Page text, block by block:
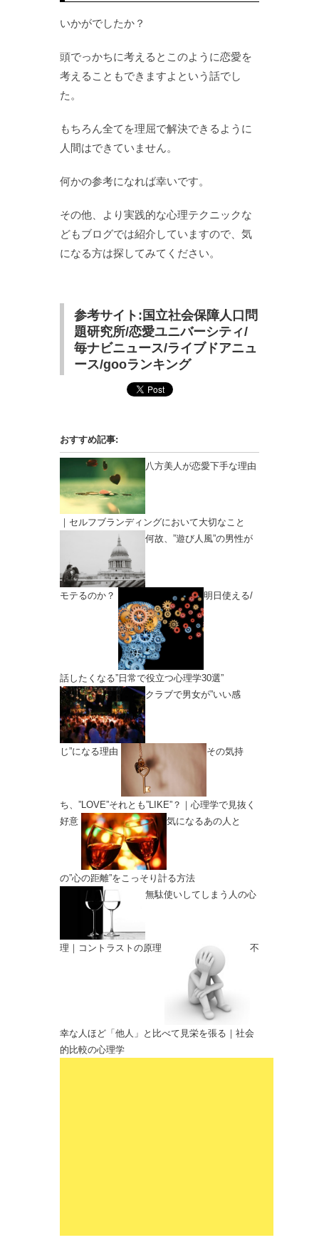
いかがでしたか？
頭でっかちに考えるとこのように恋愛を
考えることもできますよという話でし
た。
もちろん全てを理屈で解決できるように
人間はできていません。
何かの参考になれば幸いです。
その他、より実践的な心理テクニックな
どもブログでは紹介していますので、気
になる方は探してみてください。
参考サイト:国立社会保障人口問
題研究所/恋愛ユニバーシティ/
毎ナビニュース/ライブドアニュ
ース/gooランキング
おすすめ記事:
八方美人が恋愛下手な理由
｜セルフブランディングにおいて大切なこと
何故、”遊び人風”の男性が
モテるのか？ 明日使える/
話したくなる”日常で役立つ心理学30選”
クラブで男女が”いい感
じ”になる理由 その気持
ち、”LOVE”それとも”LIKE”？｜心理学で見抜く
好意
気になるあの人と
の”心の距離”をこっそり計る方法
無駄使いしてしまう人の心
理｜コントラストの原理 不
幸な人ほど「他人」と比べて見栄を張る｜社会
的比較の心理学